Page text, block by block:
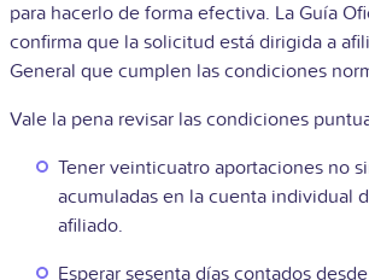
para hacerlo de forma efectiva. La Guía
confirma que la solicitud está dirigida a
General que cumplen las condiciones
Vale la pena revisar las condiciones
Tener veinticuatro aportaciones no
acumuladas en la cuenta individual
afiliado.
Esperar sesenta días contados